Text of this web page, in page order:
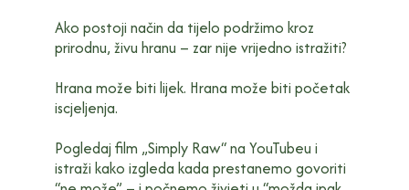
Ako postoji način da tijelo podržimo kroz
prirodnu, živu hranu – zar nije vrijedno istražiti?
Hrana može biti lijek. Hrana može biti početak
iscjeljenja.
Pogledaj film „Simply Raw“ na YouTubeu i
istraži kako izgleda kada prestanemo govoriti